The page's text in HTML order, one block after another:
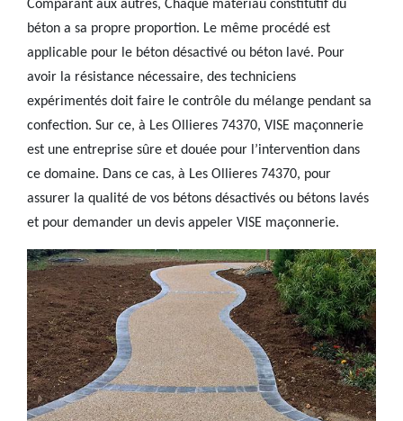
Comparant aux autres, Chaque matériau constitutif du
béton a sa propre proportion. Le même procédé est
applicable pour le béton désactivé ou béton lavé. Pour
avoir la résistance nécessaire, des techniciens
expérimentés doit faire le contrôle du mélange pendant sa
confection. Sur ce, à Les Ollieres 74370, VISE maçonnerie
est une entreprise sûre et douée pour l’intervention dans
ce domaine. Dans ce cas, à Les Ollieres 74370, pour
assurer la qualité de vos bétons désactivés ou bétons lavés
et pour demander un devis appeler VISE maçonnerie.